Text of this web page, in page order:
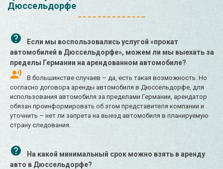
Дюссельдорфе
Если мы воспользовались услугой «прокат
автомобилей в Дюссельдорфе», можем ли мы выехать за
пределы Германии на арендованном автомобиле?
В большинстве случаев – да, есть такая возможность. Но
согласно договора аренды автомобиля в Дюссельдорфе, для
использования автомобиля за пределами Германии, арендатор
обязан проинформировать об этом представителя компании и
уточнить – нет ли запрета на выезд автомобиля в планируемую
страну следования.
На какой минимальный срок можно взять в аренду
авто в Дюссельдорфе?